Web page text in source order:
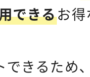
できるお
できるため